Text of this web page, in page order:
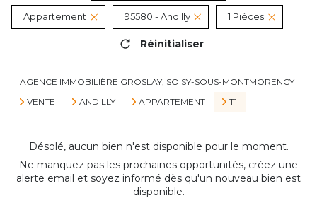
Appartement 95580 - Andilly 1 Pièces
Réinitialiser
AGENCE IMMOBILIÈRE GROSLAY, SOISY-SOUS-MONTMORENCY
VENTE
ANDILLY APPARTEMENT T1
Désolé, aucun bien n'est disponible pour le moment.
Ne manquez pas les prochaines opportunités, créez une
alerte email et soyez informé dès qu'un nouveau bien est
disponible.